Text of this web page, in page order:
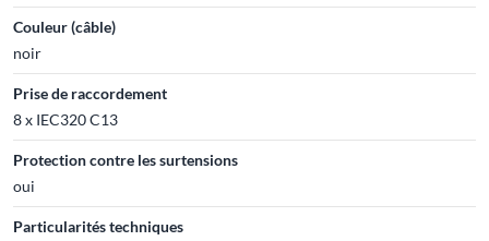
Couleur (câble)
noir
Prise de raccordement
8 x IEC320 C13
Protection contre les surtensions
oui
Particularités techniques